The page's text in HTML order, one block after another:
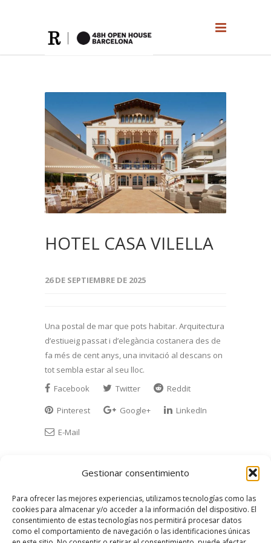
Gestionar consentimiento
Para ofrecer las mejores experiencias, utilizamos tecnologías como las
cookies para almacenar y/o acceder a la información del dispositivo. El
consentimiento de estas tecnologías nos permitirá procesar datos
como el comportamiento de navegación o las identificaciones únicas
HOTEL CASA VILELLA
26 DE SEPTIEMBRE DE 2025
Una postal de mar que pots habitar. Arquitectura
d’estiueig passat i d’elegància costanera des de
fa més de cent anys, una invitació al descans on
tot sembla estar al seu lloc.
Facebook
Twitter
Reddit
Pinterest
Google+
LinkedIn
E-Mail
ABOUT THE AUTHOR